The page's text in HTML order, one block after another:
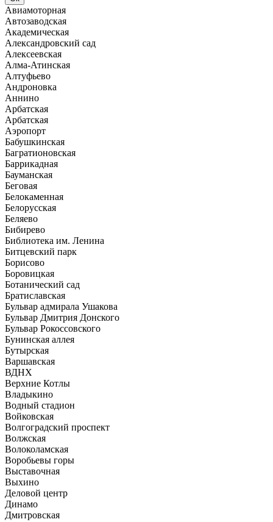
Авиамоторная
Автозаводская
Академическая
Александровский сад
Алексеевская
Алма-Атинская
Алтуфьево
Андроновка
Аннино
Арбатская
Арбатская
Аэропорт
Бабушкинская
Багратионовская
Баррикадная
Бауманская
Беговая
Белокаменная
Белорусская
Беляево
Бибирево
Библиотека им. Ленина
Битцевский парк
Борисово
Боровицкая
Ботанический сад
Братиславская
Бульвар адмирала Ушакова
Бульвар Дмитрия Донского
Бульвар Рокоссовского
Бунинская аллея
Бутырская
Варшавская
ВДНХ
Верхние Котлы
Владыкино
Водный стадион
Войковская
Волгоградский проспект
Волжская
Волоколамская
Воробьевы горы
Выставочная
Выхино
Деловой центр
Динамо
Дмитровская